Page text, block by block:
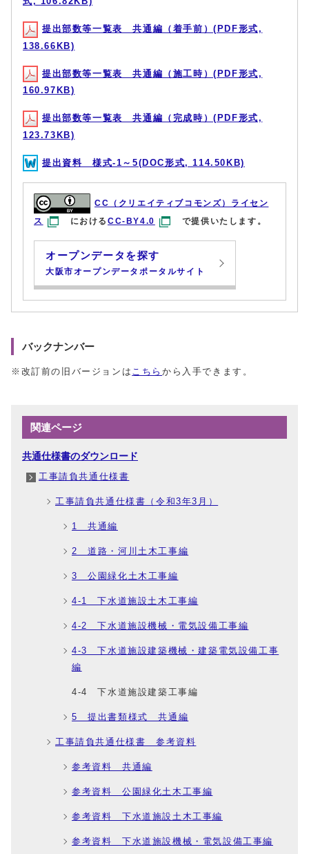
提出部数等一覧表 共通編（着手前）(PDF形式,
138.66KB)
提出部数等一覧表 共通編（施工時）(PDF形式,
160.97KB)
提出部数等一覧表 共通編（完成時）(PDF形式,
123.73KB)
提出資料 様式-1～5(DOC形式, 114.50KB)
CC（クリエイティブコモンズ）ライセン
ス
におけるCC-BY4.0 で提供いたします。
オープンデータを探す
大阪市オープンデータポータルサイト
バックナンバー
※改訂前の旧バージョンは こちらから入手できます。
関連ページ
共通仕様書のダウンロード
工事請負共通仕様書
工事請負共通仕様書（令和3年3月）
1 共通編
2 道路・河川土木工事編
3 公園緑化土木工事編
4‐1 下水道施設土木工事編
4‐2 下水道施設機械・電気設備工事編
4‐3 下水道施設建築機械・建築電気設備工事
編
4‐4 下水道施設建築工事編
5 提出書類様式 共通編
工事請負共通仕様書 参考資料
参考資料 共通編
参考資料 公園緑化土木工事編
参考資料 下水道施設土木工事編
参考資料 下水道施設機械・電気設備工事編